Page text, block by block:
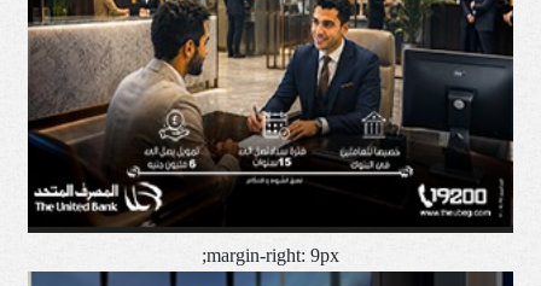
margin-right: 9px;